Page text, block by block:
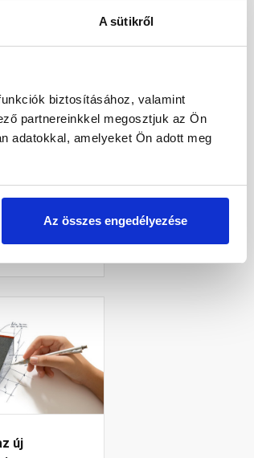
A sütikről
biztosításához, valamint
partnereinkkel megosztjuk az Ön
adatokkal, amelyeket Ön adott meg
Az összes engedélyezése
homlokzati
ezeket a
új